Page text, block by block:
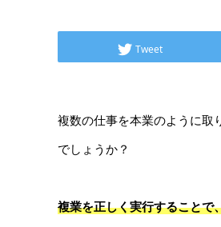
Tweet
複数の仕事を本業のように取
でしょうか？
複業を正しく実行することで